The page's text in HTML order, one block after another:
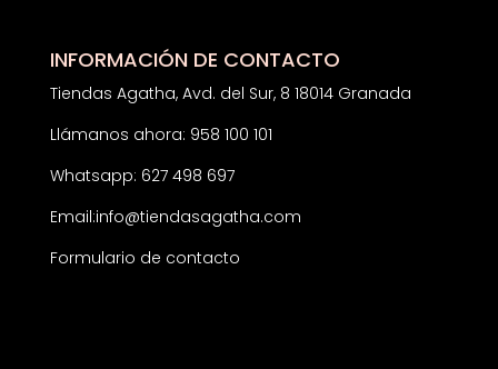
INFORMACIÓN DE CONTACTO
Tiendas Agatha, Avd. del Sur, 8 18014 Granada
Llámanos ahora: 958 100 101
Whatsapp: 627 498 697
Email:info@tiendasagatha.com
Formulario de contacto